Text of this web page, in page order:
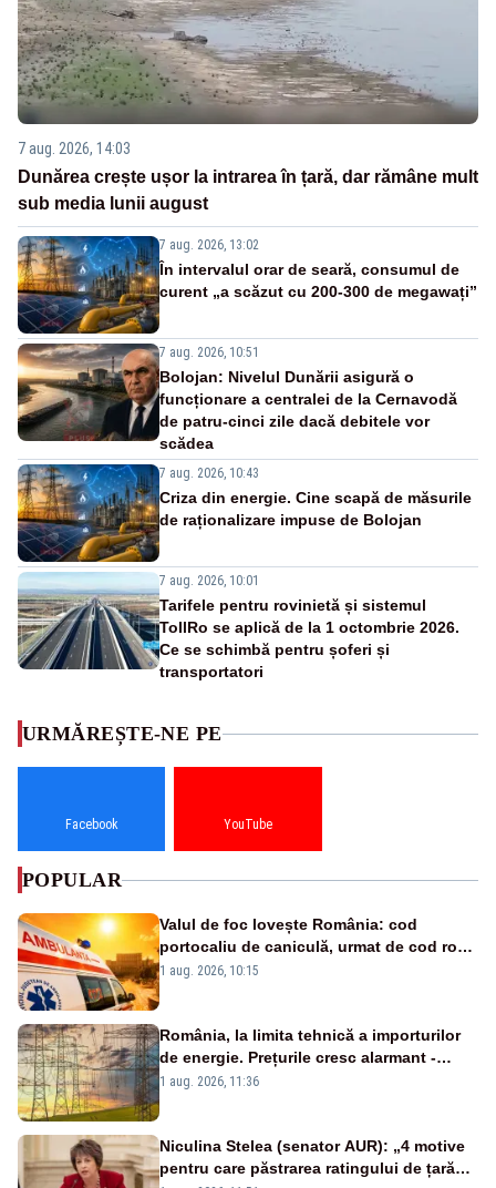
7 aug. 2026, 14:03
Dunărea crește ușor la intrarea în țară, dar rămâne mult
sub media lunii august
7 aug. 2026, 13:02
În intervalul orar de seară, consumul de
curent „a scăzut cu 200-300 de megawați”
7 aug. 2026, 10:51
Bolojan: Nivelul Dunării asigură o
funcționare a centralei de la Cernavodă
de patru-cinci zile dacă debitele vor
scădea
7 aug. 2026, 10:43
Criza din energie. Cine scapă de măsurile
de raționalizare impuse de Bolojan
7 aug. 2026, 10:01
Tarifele pentru rovinietă și sistemul
TollRo se aplică de la 1 octombrie 2026.
Ce se schimbă pentru șoferi și
transportatori
URMĂREȘTE-NE PE
Facebook YouTube
POPULAR
Valul de foc lovește România: cod
portocaliu de caniculă, urmat de cod roșu
duminică. Temperaturile urcă spre 40°C
1 aug. 2026, 10:15
România, la limita tehnică a importurilor
de energie. Prețurile cresc alarmant -
Analiză Realitatea Plus
1 aug. 2026, 11:36
Niculina Stelea (senator AUR): „4 motive
pentru care păstrarea ratingului de țară